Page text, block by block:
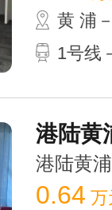
黄 浦
1号线
港陆黄
港陆黄
0.64 万